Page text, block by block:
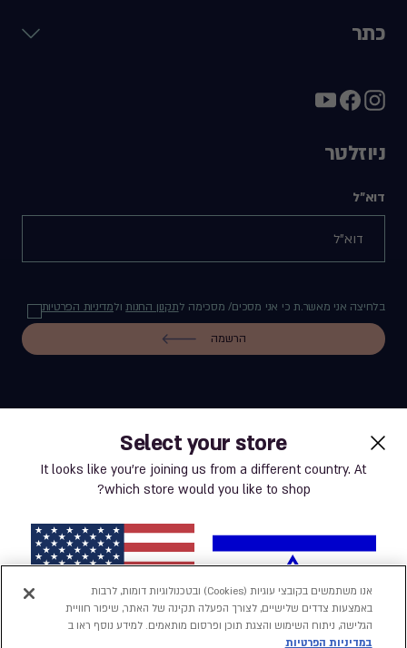
Select your store
It looks like you’re joining us from a different country. At
which store would you like to shop?
כתר
ניוזלטר
דוא"ל
בלחיצה אני מאשר.ת כי אני מסכים/ מסכימה לתקנון החנותולמדיניות הפרטיות
הרשמה
label.payment
תנאי שימוש באתר
מדיניות פרטיות
נְגִישׁוּת
אנו משתמשים בקובצי עוגיות (Cookies) ובטכנולוגיות דומות, לרבות
באמצעות צדדים שלישיים, לצורך הפעלה תקינה של האתר, שיפור חוויית
הגלישה, ניתוח השימוש והצגת תוכן ופרסום מותאמים. למידע נוסף ראו ב
במדיניות הפרטיות